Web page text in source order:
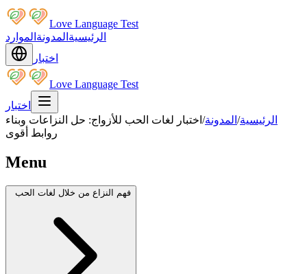
Love Language Test
الرئيسية المدونة الموارد
اختبار
Love Language Test
اختبار
الرئيسية/ المدونة/ اختبار لغات الحب للأزواج: حل النزاعات وبناء
روابط أقوى
Menu
فهم النزاع من خلال لغات الحب